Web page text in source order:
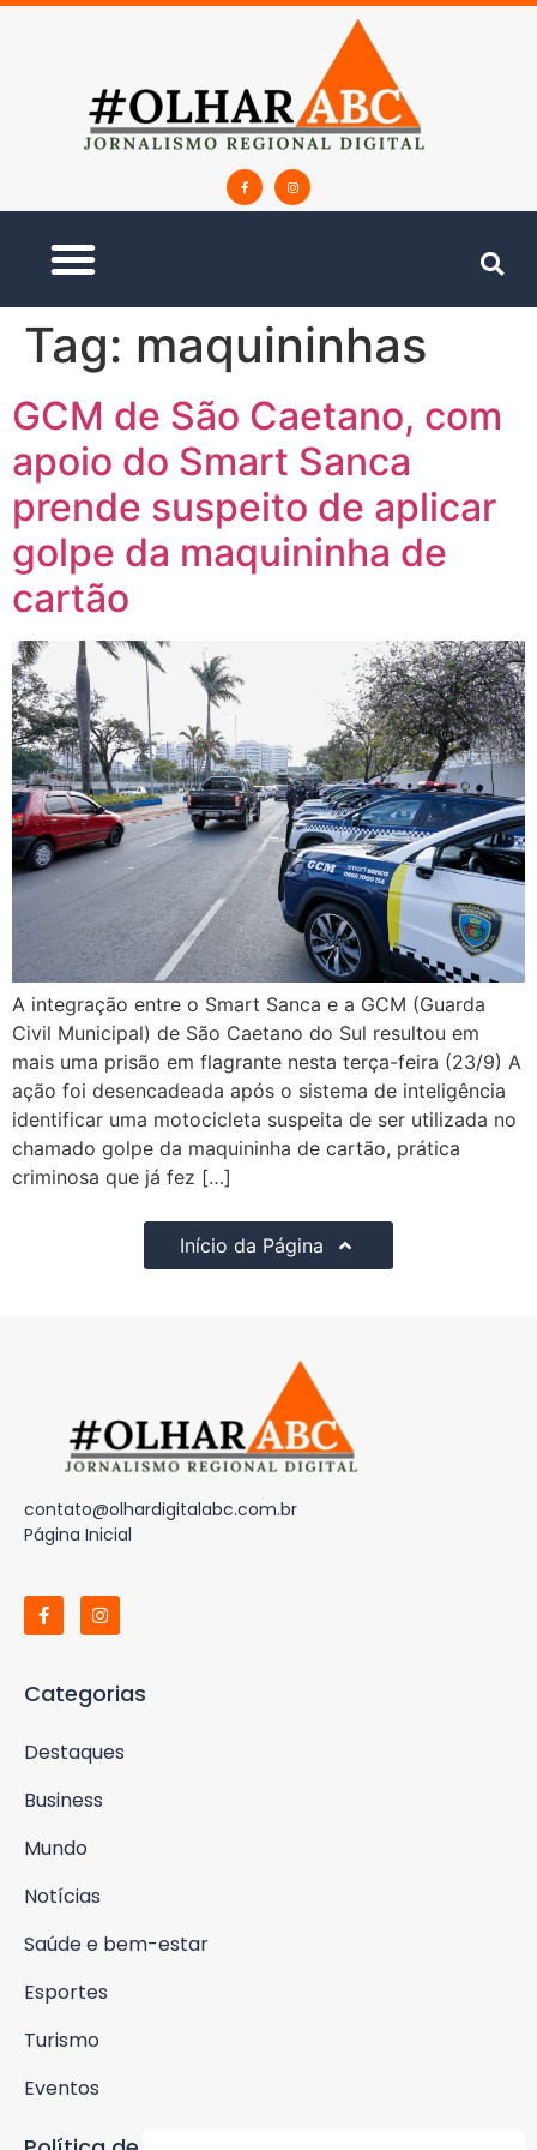
Tag: maquininhas
GCM de São Caetano, com
apoio do Smart Sanca
prende suspeito de aplicar
golpe da maquininha de
cartão
A integração entre o Smart Sanca e a GCM (Guarda
Civil Municipal) de São Caetano do Sul resultou em
mais uma prisão em flagrante nesta terça-feira (23/9) A
ação foi desencadeada após o sistema de inteligência
identificar uma motocicleta suspeita de ser utilizada no
chamado golpe da maquininha de cartão, prática
criminosa que já fez […]
Início da Página
contato@olhardigitalabc.com.br
Página Inicial
Categorias
Destaques
Business
Mundo
Notícias
Saúde e bem-estar
Esportes
Turismo
Eventos